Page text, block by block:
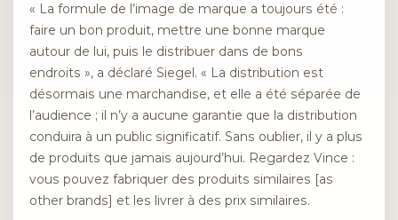
« La formule de l’image de marque a toujours été :
faire un bon produit, mettre une bonne marque
autour de lui, puis le distribuer dans de bons
endroits », a déclaré Siegel. « La distribution est
désormais une marchandise, et elle a été séparée de
l’audience ; il n’y a aucune garantie que la distribution
conduira à un public significatif. Sans oublier, il y a plus
de produits que jamais aujourd’hui. Regardez Vince :
vous pouvez fabriquer des produits similaires [as
other brands] et les livrer à des prix similaires.